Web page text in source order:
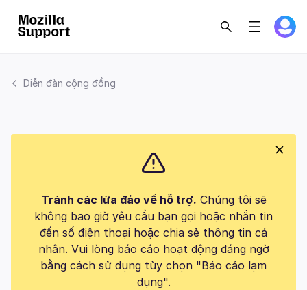
Diễn đàn cộng đồng
Tránh các lừa đảo về hỗ trợ. Chúng tôi sẽ
không bao giờ yêu cầu bạn gọi hoặc nhắn tin
đến số điện thoại hoặc chia sẻ thông tin cá
nhân. Vui lòng báo cáo hoạt động đáng ngờ
bằng cách sử dụng tùy chọn "Báo cáo lạm
dụng".